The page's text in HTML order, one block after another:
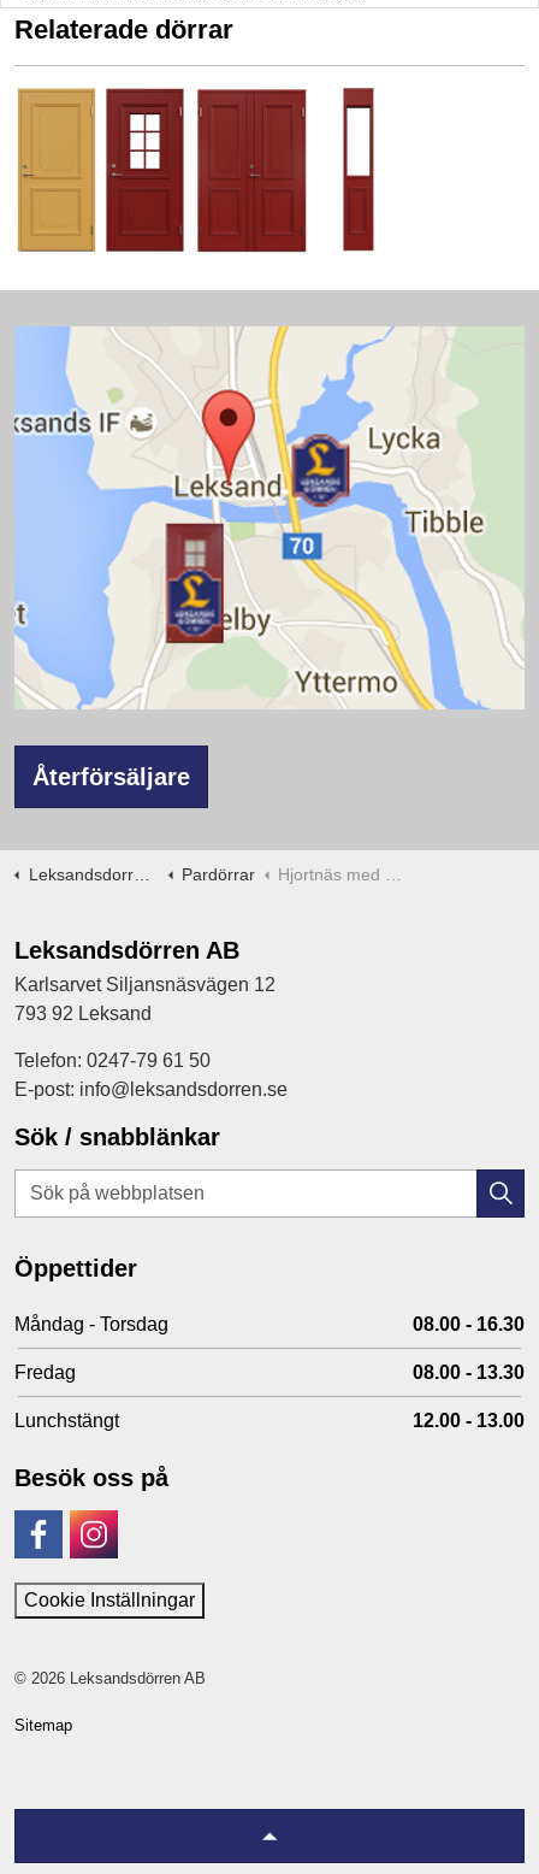
Relaterade dörrar
Återförsäljare
Leksandsdorren.se Pardörrar Hjortnäs med glas målad
Leksandsdörren AB
Karlsarvet Siljansnäsvägen 12
793 92 Leksand
Telefon: 0247-79 61 50
E-post: info@leksandsdorren.se
Sök / snabblänkar
Öppettider
Måndag - Torsdag 08.00 - 16.30
Fredag 08.00 - 13.30
Lunchstängt 12.00 - 13.00
Besök oss på
FacebookInstagram
Cookie Inställningar
© 2026 Leksandsdörren AB
Sitemap